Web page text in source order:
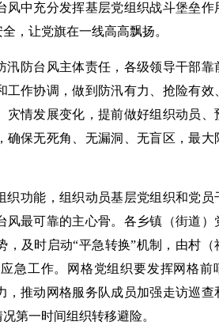
中充分发挥基层党组织战斗堡垒作
，让党旗在一线高高飘扬。
防台风主体责任，各级领导干部靠
作协调，做到防汛有力、抢险有效
灾情发展变化，提前做好组织动员、
保无死角、无漏洞、无盲区，最大
功能，组织动员基层党组织和党员
最可靠的主心骨。各乡镇（街道）
及时启动“平急转换”机制，由村（
急工作。网格党组织要发挥网格前
，推动网格服务队成员加强走访巡查
第一时间组织转移避险。